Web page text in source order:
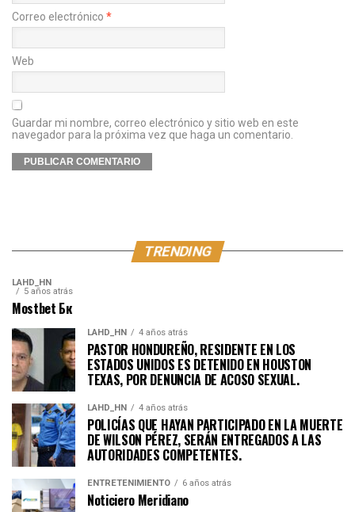
Correo electrónico *
Web
Guardar mi nombre, correo electrónico y sitio web en este
navegador para la próxima vez que haga un comentario.
TRENDING
LAHD_HN
5 años atrás
Mostbet Бк
LAHD_HN 4 años atrás
PASTOR HONDUREÑO, RESIDENTE EN LOS
ESTADOS UNIDOS ES DETENIDO EN HOUSTON
TEXAS, POR DENUNCIA DE ACOSO SEXUAL.
LAHD_HN 4 años atrás
POLICÍAS QUE HAYAN PARTICIPADO EN LA MUERTE
DE WILSON PÉREZ, SERÁN ENTREGADOS A LAS
AUTORIDADES COMPETENTES.
ENTRETENIMIENTO 6 años atrás
Noticiero Meridiano